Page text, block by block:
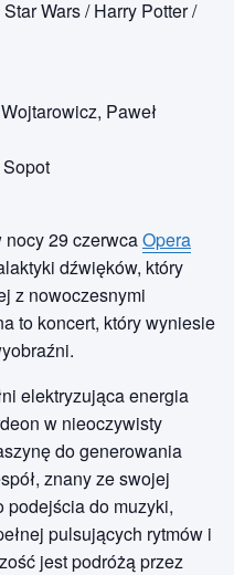
Wars / Harry Potter /
Paweł
29 czerwcaOpera
dźwięków, który
z nowoczesnymi
to koncert, który wyniesie
elektryzująca energia
w nieoczywisty
do generowania
znany ze swojej
podejścia do muzyki,
pulsujących rytmów i
jest podróżą przez